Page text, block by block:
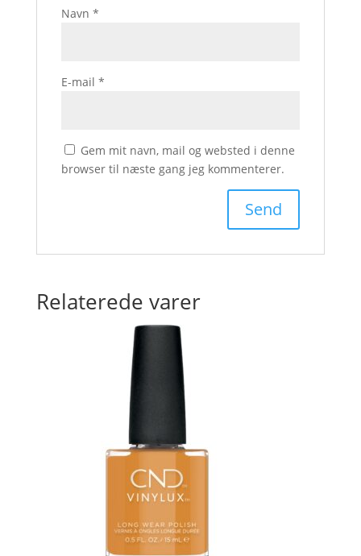
Navn *
E-mail *
Gem mit navn, mail og websted i denne
browser til næste gang jeg kommenterer.
Relaterede varer